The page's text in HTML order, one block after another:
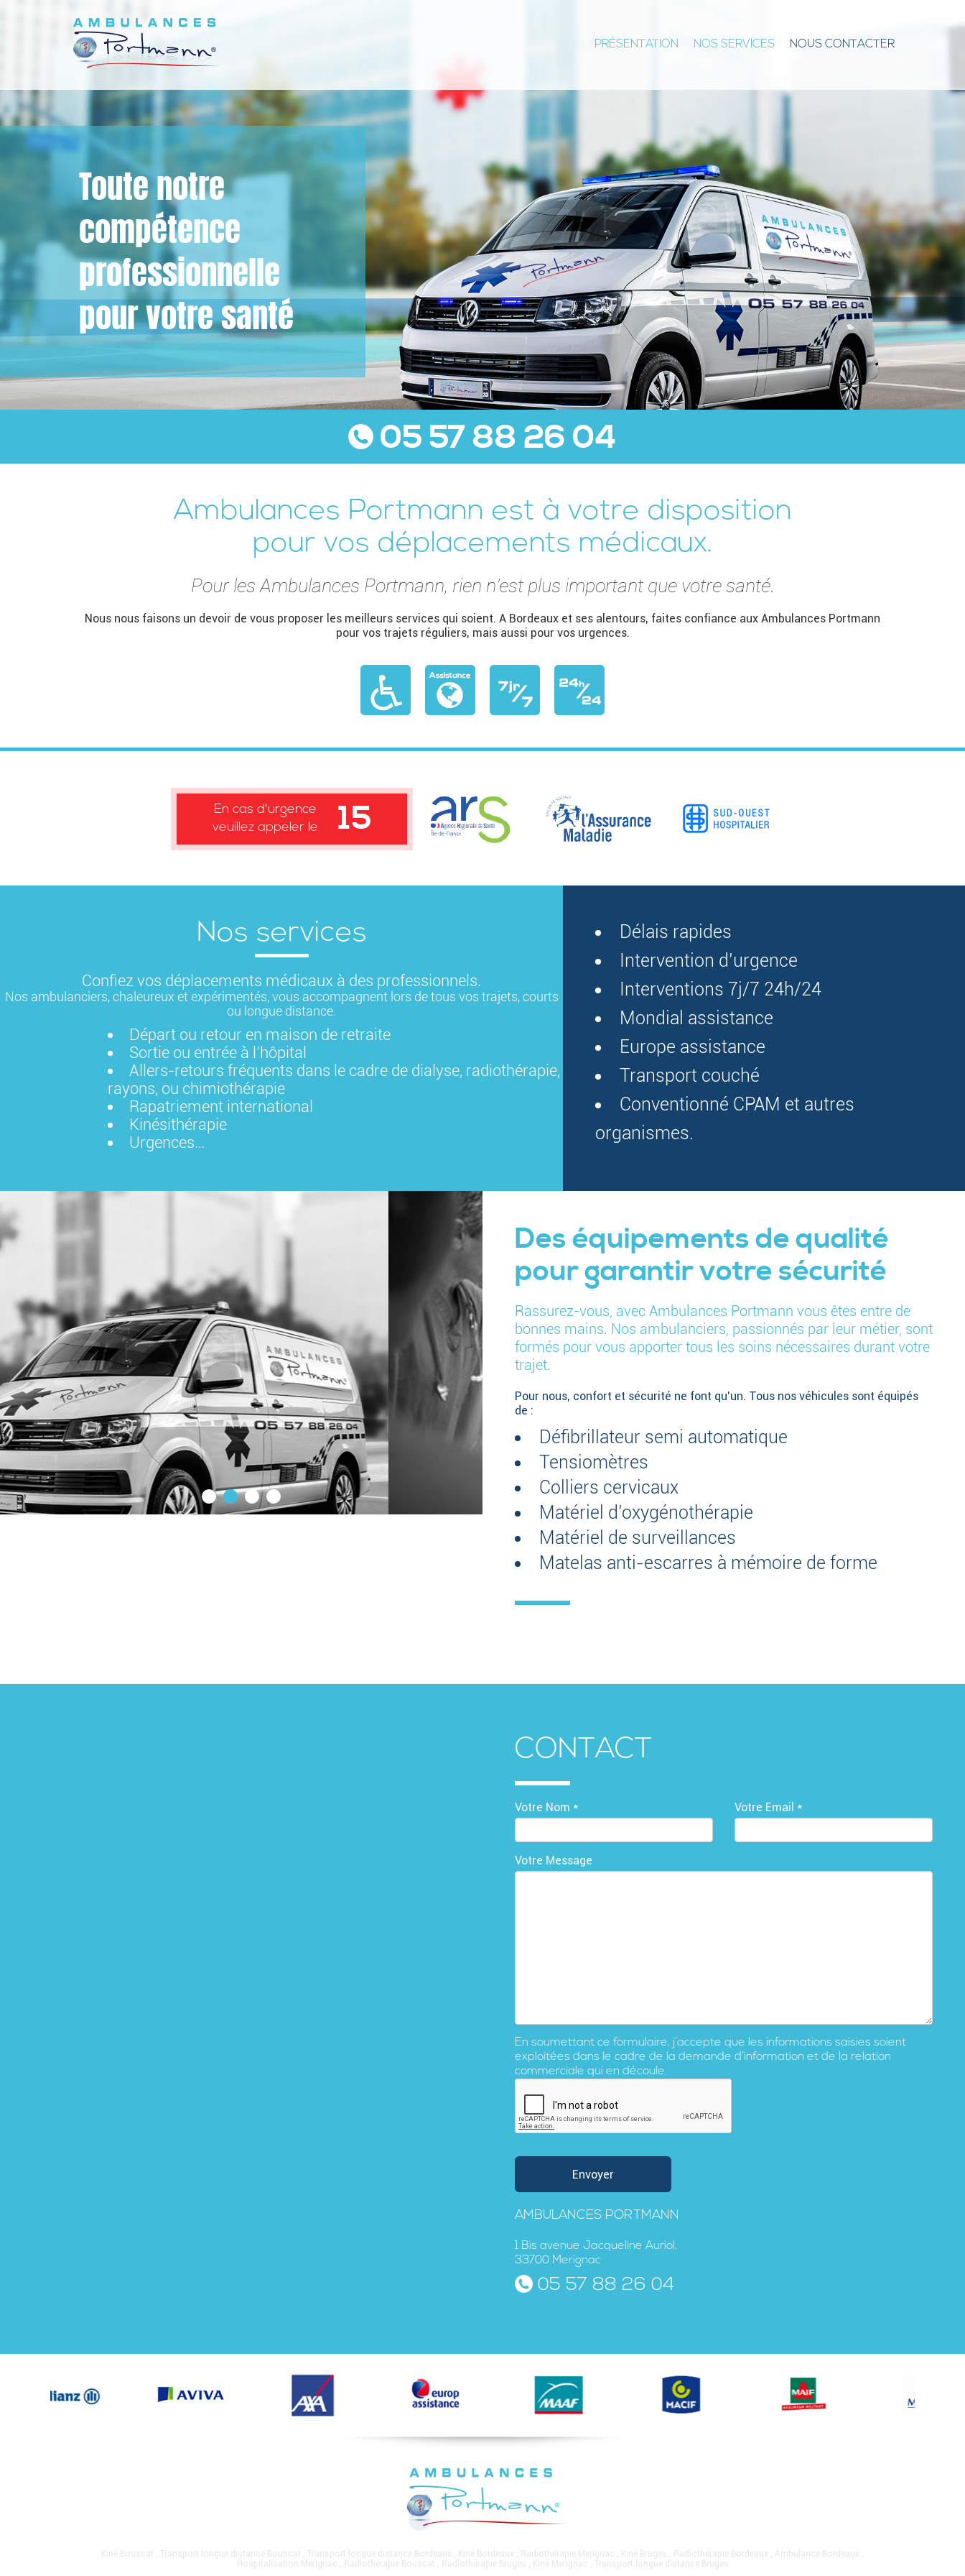
PRÉSENTATION NOS SERVICES NOUS CONTACTER
Toute notre
compétence
professionnelle
pour votre santé
05 57 88 26 04
Ambulances Portmann est à votre disposition
pour vos déplacements médicaux.
Pour les Ambulances Portmann, rien n’est plus important que votre santé.
Nous nous faisons un devoir de vous proposer les meilleurs services qui soient. A Bordeaux et ses alentours, faites confiance aux Ambulances Portmann
pour vos trajets réguliers, mais aussi pour vos urgences.
En cas d'urgence
veuillez appeler le
15
Nos services
Confiez vos déplacements médicaux à des professionnels.
Nos ambulanciers, chaleureux et expérimentés, vous accompagnent lors de tous vos trajets, courts
ou longue distance.
Départ ou retour en maison de retraite
Sortie ou entrée à l’hôpital
Allers-retours fréquents dans le cadre de dialyse, radiothérapie,
rayons, ou chimiothérapie
Rapatriement international
Kinésithérapie
Urgences…
Délais rapides
Intervention d’urgence
Interventions 7j/7 24h/24
Mondial assistance
Europe assistance
Transport couché
Conventionné CPAM et autres
organismes.
Des équipements de qualité
pour garantir votre sécurité
Rassurez-vous, avec Ambulances Portmann vous êtes entre de
bonnes mains. Nos ambulanciers, passionnés par leur métier, sont
formés pour vous apporter tous les soins nécessaires durant votre
trajet.
Pour nous, confort et sécurité ne font qu’un. Tous nos véhicules sont équipés
de :
Défibrillateur semi automatique
Tensiomètres
Colliers cervicaux
Matériel d’oxygénothérapie
Matériel de surveillances
Matelas anti-escarres à mémoire de forme
CONTACT
Votre Nom * Votre Email *
Votre Message
En soumettant ce formulaire, j’accepte que les informations saisies soient
exploitées dans le cadre de la demande d’information et de la relation
commerciale qui en découle.
AMBULANCES PORTMANN
1 Bis avenue Jacqueline Auriol,
33700 Merignac
05 57 88 26 04
Kiné Bouscat Transport longue distance Bouscat Transport longue distance Bordeaux Kiné Bordeaux Radiothérapie Merignac Kiné Bruges Radiothérapie Bordeaux Ambulance Bordeaux
Hospitalisation Merignac
Radiothérapie Bouscat Radiothérapie Bruges Kiné Merignac Transport longue distance Bruges